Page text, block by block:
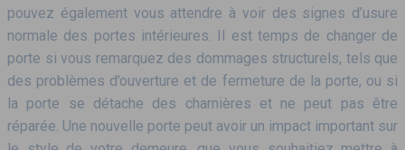
pouvez également vous attendre à voir des signes d’usure
normale des portes intérieures. Il est temps de changer de
porte si vous remarquez des dommages structurels, tels que
des problèmes d’ouverture et de fermeture de la porte, ou si
la porte se détache des charnières et ne peut pas être
réparée. Une nouvelle porte peut avoir un impact important sur